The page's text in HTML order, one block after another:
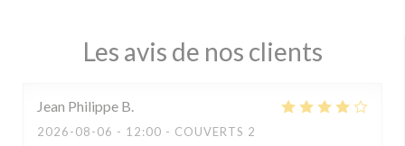
Les avis de nos clients
Jean Philippe B
2026-08-06 - 12:00 - COUVERTS 2